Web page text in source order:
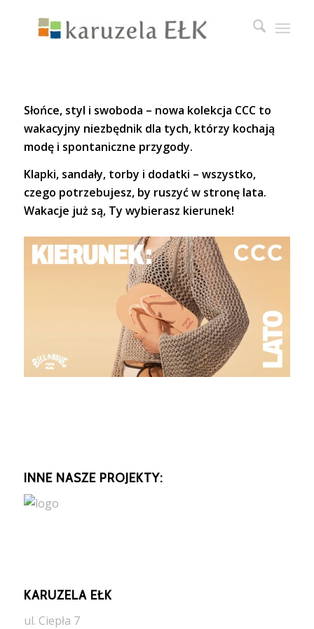
Słońce, styl i swoboda – nowa kolekcja CCC to
wakacyjny niezbędnik dla tych, którzy kochają
modę i spontaniczne przygody.
Klapki, sandały, torby i dodatki – wszystko,
czego potrzebujesz, by ruszyć w stronę lata.
Wakacje już są, Ty wybierasz kierunek!
INNE NASZE PROJEKTY:
KARUZELA EŁK
ul. Ciepła 7